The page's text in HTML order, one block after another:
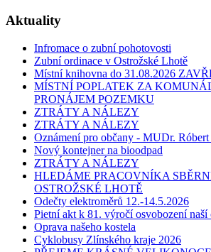
Aktuality
Infromace o zubní pohotovosti
Zubní ordinace v Ostrožské Lhotě
Místní knihovna do 31.08.2026
MÍSTNÍ POPLATEK ZA
PRONÁJEM POZEMKU
ZTRÁTY A NÁLEZY
ZTRÁTY A NÁLEZY
Oznámení pro občany - MUDr.
Nový kontejner na bioodpad
ZTRÁTY A NÁLEZY
HLEDÁME PRACOVNÍKA
OSTROŽSKÉ LHOTĚ
Odečty elektroměrů 12.-14.5.2026
Pietní akt k 81. výročí osvobození naší
Oprava našeho kostela
Cyklobusy Zlínského kraje 2026